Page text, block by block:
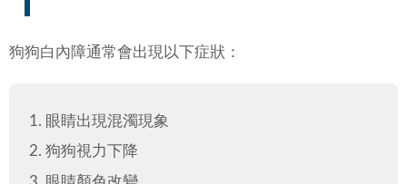
狗狗白內障通常會出現以下症狀：
眼睛出現混濁現象
狗狗視力下降